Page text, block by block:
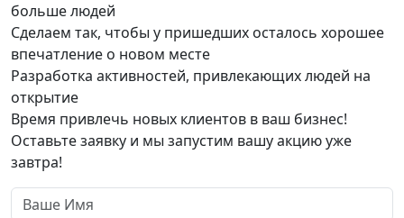
больше людей
Сделаем так, чтобы у пришедших осталось хорошее
впечатление о новом месте
Разработка активностей, привлекающих людей на
открытие
Время привлечь новых клиентов в ваш бизнес!
Оставьте заявку и мы запустим вашу акцию уже
завтра!